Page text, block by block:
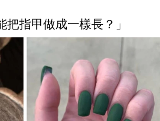
把指甲做成一樣長？」